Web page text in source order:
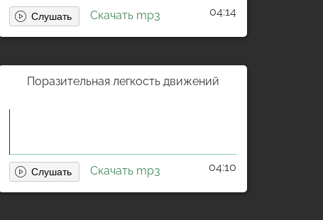
Скачать mp3 04:14
Поразительная легкость движений
Скачать mp3 04:10